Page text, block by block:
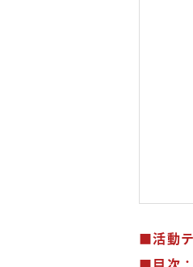
■活動